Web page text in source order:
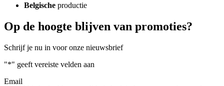
Belgische productie
Op de hoogte blijven van promoties?
Schrijf je nu in voor onze nieuwsbrief
"*" geeft vereiste velden aan
Email